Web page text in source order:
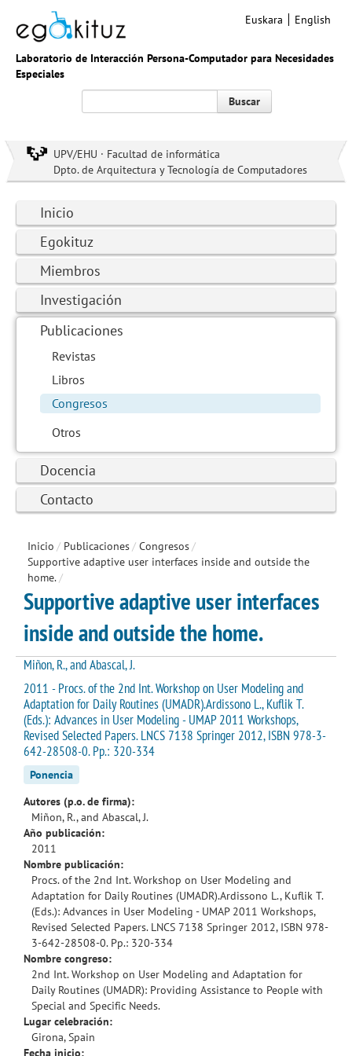
Laboratorio de Interacción Persona-Computador para Necesidades
Especiales
Euskara English
Buscar
UPV/EHU · Facultad de informática
Dpto. de Arquitectura y Tecnología de Computadores
Inicio
Egokituz
Miembros
Investigación
Publicaciones
Revistas
Libros
Congresos
Otros
Docencia
Contacto
Inicio / Publicaciones/ Congresos/
Supportive adaptive user interfaces inside and outside the
home./
Supportive adaptive user interfaces
inside and outside the home.
Miñon, R., and Abascal, J.
2011 - Procs. of the 2nd Int. Workshop on User Modeling and
Adaptation for Daily Routines (UMADR).Ardissono L., Kuflik T.
(Eds.): Advances in User Modeling - UMAP 2011 Workshops,
Revised Selected Papers. LNCS 7138 Springer 2012, ISBN 978-3-
642-28508-0. Pp.: 320-334
Ponencia
Autores (p.o. de firma):
Miñon, R., and Abascal, J.
Año publicación:
2011
Nombre publicación:
Procs. of the 2nd Int. Workshop on User Modeling and
Adaptation for Daily Routines (UMADR).Ardissono L., Kuflik T.
(Eds.): Advances in User Modeling - UMAP 2011 Workshops,
Revised Selected Papers. LNCS 7138 Springer 2012, ISBN 978-
3-642-28508-0. Pp.: 320-334
Nombre congreso:
2nd Int. Workshop on User Modeling and Adaptation for
Daily Routines (UMADR): Providing Assistance to People with
Special and Specific Needs.
Lugar celebración:
Girona, Spain
Fecha inicio: